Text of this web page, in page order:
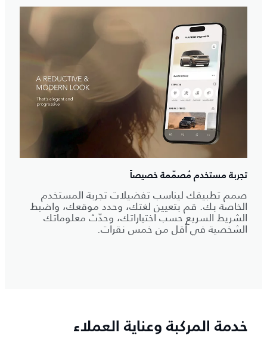
تجربة مستخدم مُصمّمة خصيصاً
صمم تطبيقك ليناسب تفضيلات تجربة المستخدم
الخاصة بك. قم بتعيين لغتك، وحدد موقعك، واضبط
الشريط السريع حسب اختياراتك، وحدّث معلوماتك
الشخصية في أقل من خمس نقرات.
خدمة المركبة وعناية العملاء